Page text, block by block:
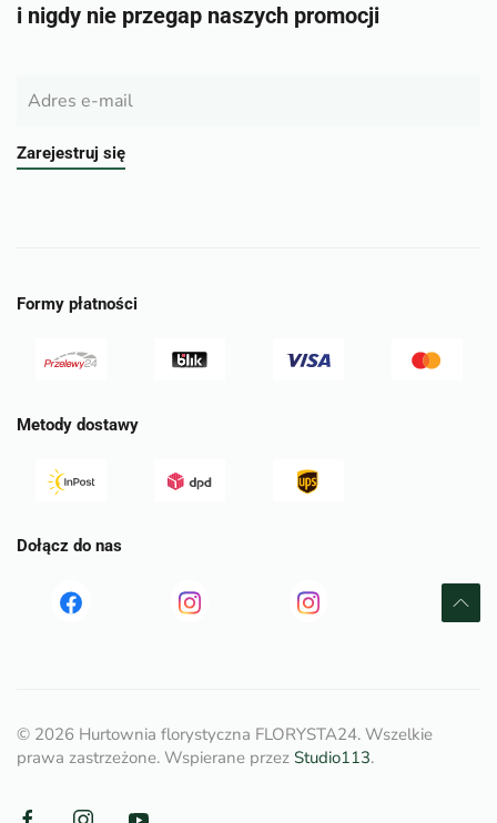
i nigdy nie przegap naszych promocji
Zarejestruj się
Formy płatności
Metody dostawy
Dołącz do nas
© 2026 Hurtownia florystyczna FLORYSTA24. Wszelkie
prawa zastrzeżone. Wspierane przez Studio113.